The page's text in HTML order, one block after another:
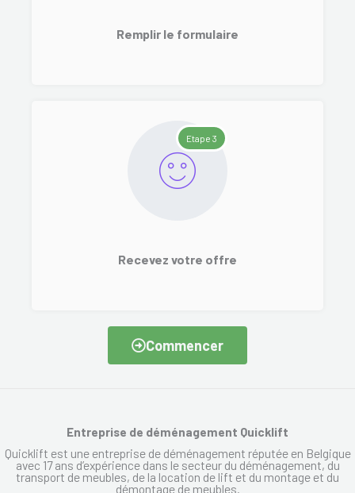
Remplir le formulaire
Etape 3
Recevez votre offre
Commencer
Entreprise de déménagement Quicklift
Quicklift est une entreprise de déménagement réputée en Belgique
avec 17 ans d’expérience dans le secteur du déménagement, du
transport de meubles, de la location de lift et du montage et du
démontage de meubles.